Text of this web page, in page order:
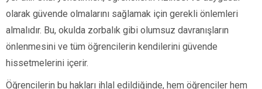
olarak güvende olmalarını sağlamak için gerekli önlemleri
almalıdır. Bu, okulda zorbalık gibi olumsuz davranışların
önlenmesini ve tüm öğrencilerin kendilerini güvende
hissetmelerini içerir.
Öğrencilerin bu hakları ihlal edildiğinde, hem öğrenciler hem